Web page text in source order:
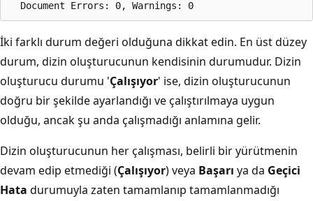
İki farklı durum değeri olduğuna dikkat edin. En üst düzey
durum, dizin oluşturucunun kendisinin durumudur. Dizin
oluşturucu durumu 'Çalışıyor' ise, dizin oluşturucunun
doğru bir şekilde ayarlandığı ve çalıştırılmaya uygun
olduğu, ancak şu anda çalışmadığı anlamına gelir.
Dizin oluşturucunun her çalışması, belirli bir yürütmenin
devam edip etmediği (Çalışıyor) veya Başarı ya da Geçici
Hata durumuyla zaten tamamlanıp tamamlanmadığı